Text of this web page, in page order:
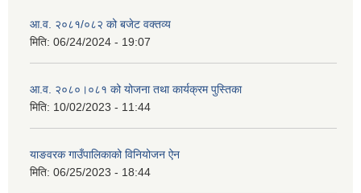
आ.व. २०८१/०८२ को बजेट वक्तव्य
मिति: 06/24/2024 - 19:07
आ.व. २०८०।०८१ को योजना तथा कार्यक्रम पुस्तिका
मिति: 10/02/2023 - 11:44
याङवरक गाउँपालिकाको विनियोजन ऐन
मिति: 06/25/2023 - 18:44